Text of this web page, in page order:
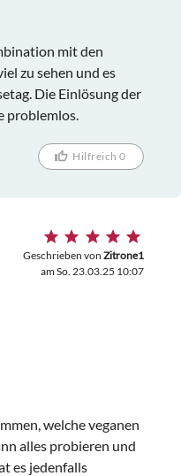
mit den
zu sehen und es
Die Einlösung der
problemlos.
Hilfreich 0
Geschrieben von Zitrone1
am So. 23.03.25 10:07
welche veganen
alles probieren und
es jedenfalls